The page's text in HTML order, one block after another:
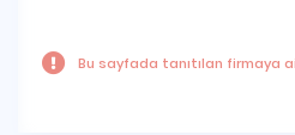
Bu sayfada tanıtılan firmaya